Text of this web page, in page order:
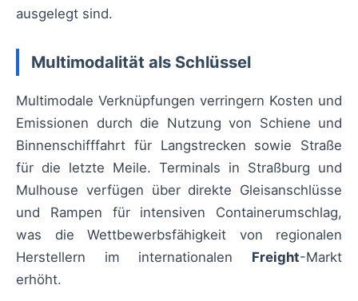
ausgelegt sind.
Multimodalität als Schlüssel
Multimodale Verknüpfungen verringern Kosten und
Emissionen durch die Nutzung von Schiene und
Binnenschifffahrt für Langstrecken sowie Straße
für die letzte Meile. Terminals in Straßburg und
Mulhouse verfügen über direkte Gleisanschlüsse
und Rampen für intensiven Containerumschlag,
was die Wettbewerbsfähigkeit von regionalen
Herstellern im internationalen Freight-Markt
erhöht.